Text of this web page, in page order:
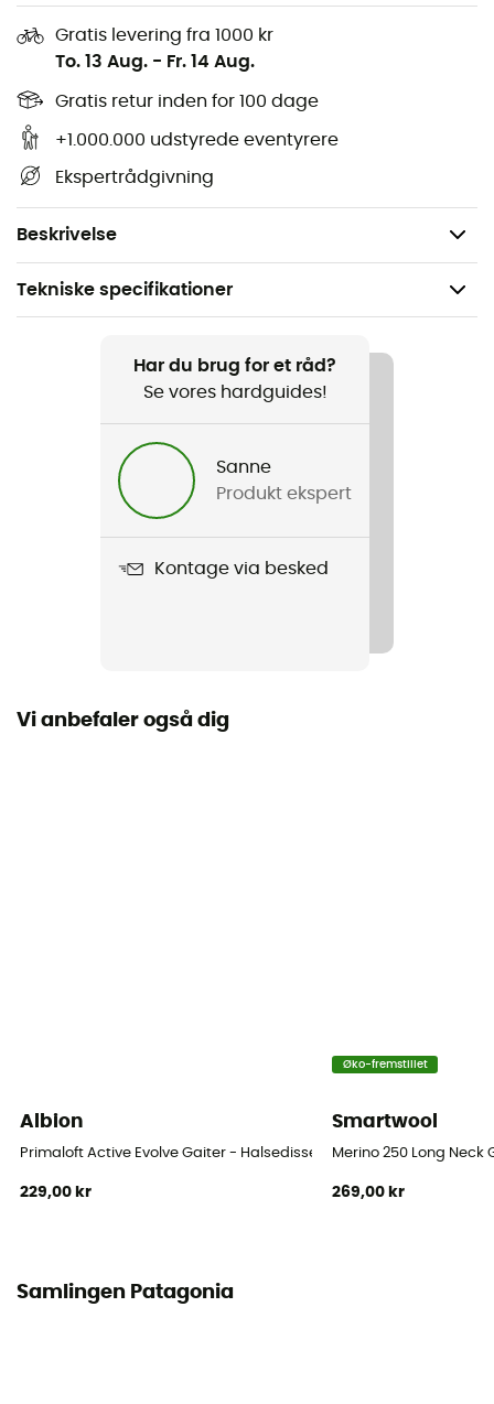
Gratis levering fra 1000 kr
To. 13 Aug. - Fr. 14 Aug.
Gratis retur inden for 100 dage
+1.000.000 udstyrede eventyrere
Ekspertrådgivning
Beskrivelse
mikrofiber (85% genanvendt),
Rørstrikning,
Dobbeltsidet materiale for ekstra varme,
Løs pasform,
Materiale: 100% polyester (85% genanvendt), 159
Vægt: 48 g.
Tekniske specifikationer
Ski / Det daglige liv / Ski freeride
Har du brug for et råd?
Se vores hardguides!
Sanne
Produkt ekspert
Kontage via besked
Vi anbefaler også dig
Albion
Primaloft Active Evolve Gaiter - Halsedisse
229,00 kr
Øko-fremstillet
Smartwool
Merino 250 Long Neck
269,00 kr
Samlingen Patagonia